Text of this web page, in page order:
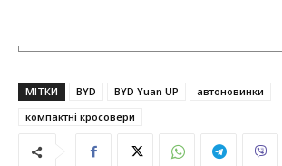
МІТКИ BYD BYD Yuan UP
автоновинки
компактні кросовери